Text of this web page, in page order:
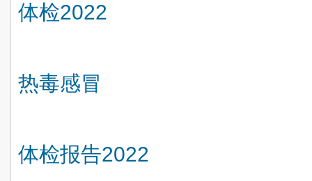
体检2022
热毒感冒
体检报告2022